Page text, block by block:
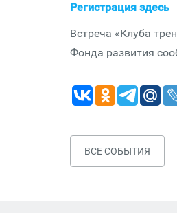
Регистрация здесь
Встреча «Клуба
Фонда развития
ВСЕ СОБЫТИЯ